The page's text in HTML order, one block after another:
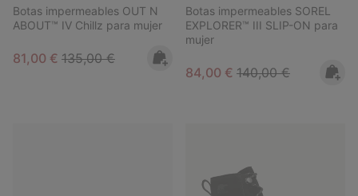
Botas impermeables OUT N
ABOUT™ IV Chillz para mujer
Sale price:
81,00 € Regular price:
135,00 €
Botas impermeables SOREL
EXPLORER™ III SLIP-ON para
mujer
Sale price:
84,00 € Regular price:
140,00 €